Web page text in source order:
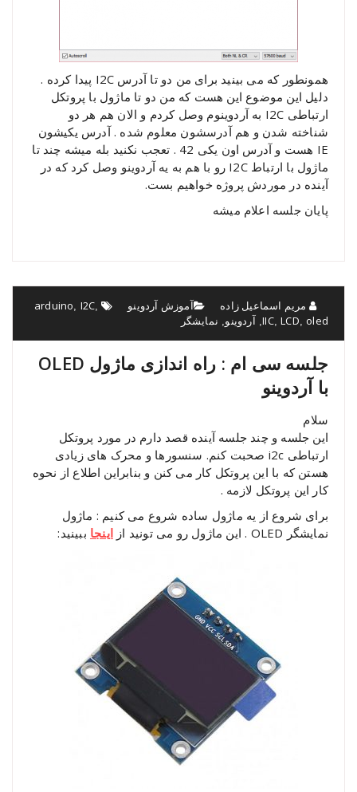
همونطور که می بینید برای من دو تا آدرس I2C پیدا کرده .
دلیل این موضوع این هست که من دو تا ماژول با پروتکل
ارتباطی I2C به آردوینوم وصل کردم و الان هم هر دو
شناخته شدن و هم آدرسشون معلوم شده . آدرس یکیشون
IE هست و آدرس اون یکی 42 . تعجب نکنید بله میشه چند تا
ماژول با ارتباط I2C رو با هم به یه آردوینو وصل کرد که در
آینده در موردش پروژه خواهیم بست.
پایان جلسه اعلام میشه
مریم اسماعیل زاده آموزش آردوینو arduino, I2C,
IIC,LCD,oled
, آردوینو, نمایشگر
جلسه سی ام : راه اندازی ماژول OLED
با آردوینو
سلام
این جلسه و چند جلسه آینده قصد دارم در مورد پروتکل
ارتباطی i2c صحبت کنم. سنسورها و محرک های زیادی
هستن که با این پروتکل کار می کنن و بنابراین اطلاع از نحوه
کار این پروتکل لازمه .
برای شروع از یه ماژول ساده شروع می کنیم : ماژول
نمایشگر OLED . این ماژول رو می تونید از
اینجا ببینید: